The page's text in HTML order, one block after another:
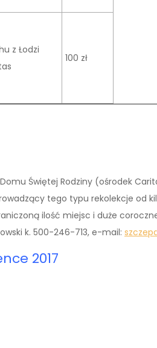
z Łodzi
100 zł
Świętej Rodziny (ośrodek
tego typu rekolekcje od
ilość miejsc i duże
k. 500-246-713, e-mail:
2017